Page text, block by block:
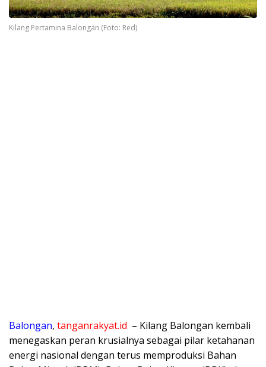
Kilang Pertamina Balongan (Foto: Red)
Balongan, tanganrakyat.id – Kilang Balongan kembali
menegaskan peran krusialnya sebagai pilar ketahanan
energi nasional dengan terus memproduksi Bahan